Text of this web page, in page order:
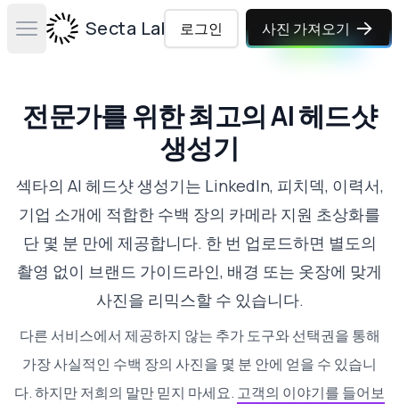
Open main menuSecta Labs로그인 사진 가져오기
전문가를 위한 최고의 AI 헤드샷
생성기
섹타의 AI 헤드샷 생성기는 LinkedIn, 피치덱, 이력서,
기업 소개에 적합한 수백 장의 카메라 지원 초상화를
단 몇 분 만에 제공합니다. 한 번 업로드하면 별도의
촬영 없이 브랜드 가이드라인, 배경 또는 옷장에 맞게
사진을 리믹스할 수 있습니다.
다른 서비스에서 제공하지 않는 추가 도구와 선택권을 통해
가장 사실적인 수백 장의 사진을 몇 분 안에 얻을 수 있습니
다. 하지만 저희의 말만 믿지 마세요. 고객의 이야기를 들어보